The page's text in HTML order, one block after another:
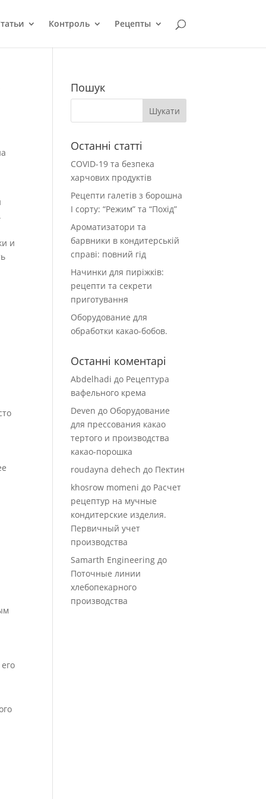
Контроль Рецепты
и
Пошук
Останні статті
COVID-19 та безпека
харчових продуктів
Рецепти галетів з борошна
І сорту: “Режим” та “Похід”
Ароматизатори та
барвники в кондитерській
справі: повний гід
Начинки для пиріжків:
рецепти та секрети
приготування
Оборудование для
обработки какао-бобов.
Останні коментарі
Abdelhadi до Рецептура
вафельного крема
Deven до Оборудование
для прессования какао
тертого и производства
какао-порошка
roudayna dehech до Пектин
khosrow momeni до Расчет
рецептур на мучные
кондитерские изделия.
Первичный учет
производства
Samarth Engineering до
Поточные линии
хлебопекарного
производства